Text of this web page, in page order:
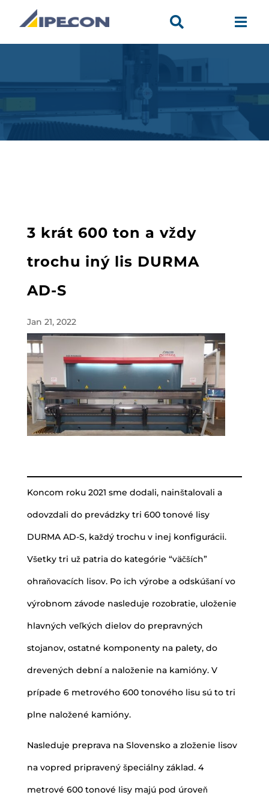
 
3 krát 600 ton a vždy
trochu iný lis DURMA
AD-S
Jan 21, 2022
Koncom roku 2021 sme dodali, nainštalovali a
odovzdali do prevádzky tri 600 tonové lisy
DURMA AD-S, každý trochu v inej konfigurácii.
Všetky tri už patria do kategórie “väčších”
ohraňovacích lisov. Po ich výrobe a odskúšaní vo
výrobnom závode nasleduje rozobratie, uloženie
hlavných veľkých dielov do prepravných
stojanov, ostatné komponenty na palety, do
drevených dební a naloženie na kamióny. V
prípade 6 metrového 600 tonového lisu sú to tri
plne naložené kamióny.
Nasleduje preprava na Slovensko a zloženie lisov
na vopred pripravený špeciálny základ. 4
metrové 600 tonové lisy majú pod úroveň